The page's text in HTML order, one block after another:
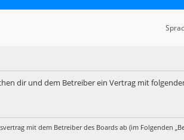
dir und dem Betreiber ein Vertrag mit
mit dem Betreiber des Boards ab (im Folgenden